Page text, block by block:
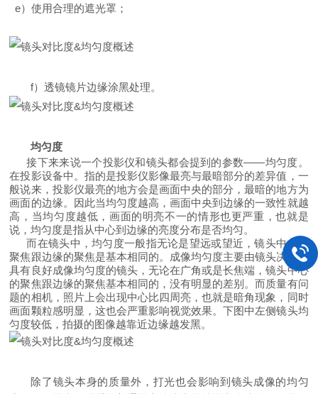
e）使用合理的遮光罩；
f）透镜镜片边缘涂黑处理。
均匀度
接下来来说一个投影仪和镜头都会提到的参数——均匀度。
在投影设备中。指的是投影仪影像最亮与最暗部分的差异值，一
般说来，投影仪最亮的地方会是画面中央的部分，最暗的地方为
画面的边缘。因此当均匀度越高，画面中央到边缘的一致性就越
高，当均匀度越低，画面的明亮不一的情形也更严重，也就是
说，均匀度是指从中心到边缘的亮度分布是否均匀。
而在镜头中，均匀度一般指无论是望远或望近，镜头中心的
聚焦跟边缘的聚焦是基本相同的。成像均匀度主要由镜头决定，
具有良好成像均匀度的镜头，无论在广角或是长焦端，镜头中心
的聚焦跟边缘的聚焦基本相同的，没有明显的差别。而质量有问
题的相机，照片上会出现中心比四周亮，也就是暗角现象，同时
画面颗粒感明显，这也会严重影响视觉效果。下图中左侧镜头均
匀度较低，拍摄的图像越靠近边缘越发黑。
除了镜头本身的质量外，打光也会影响到镜头成像的均匀